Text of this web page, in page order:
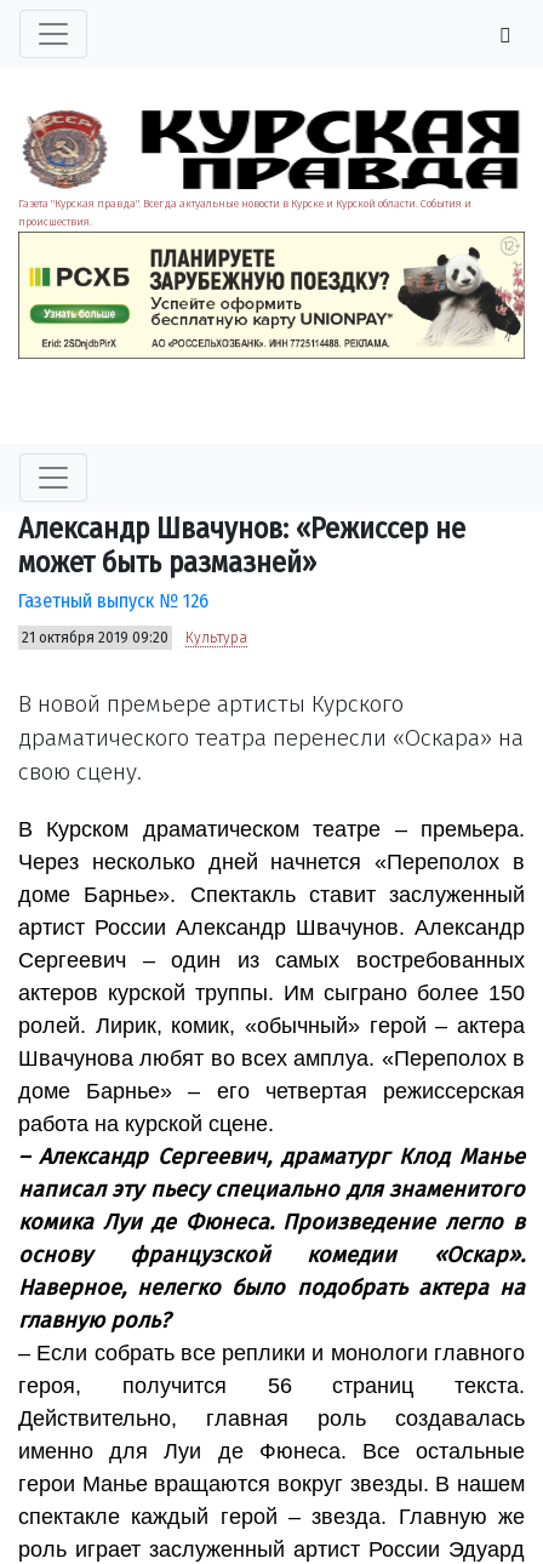
Газета "Курская правда". Всегда актуальные новости в Курске и Курской области. События и
происшествия.
Александр Швачунов: «Режиссер не
может быть размазней»
Газетный выпуск № 126
21 октября 2019 09:20 Культура
В новой премьере артисты Курского
драматического театра перенесли «Оскара» на
свою сцену.
В Курском драматическом театре – премьера.
Через несколько дней начнется «Переполох в
доме Барнье». Спектакль ставит заслуженный
артист России Александр Швачунов. Александр
Сергеевич – один из самых востребованных
актеров курской труппы. Им сыграно более 150
ролей. Лирик, комик, «обычный» герой – актера
Швачунова любят во всех амплуа. «Переполох в
доме Барнье» – его четвертая режиссерская
работа на курской сцене.
– Александр Сергеевич, драматург Клод Манье
написал эту пьесу специально для знаменитого
комика Луи де Фюнеса. Произведение легло в
основу французской комедии «Оскар».
Наверное, нелегко было подобрать актера на
главную роль?
– Если собрать все реплики и монологи главного
героя, получится 56 страниц текста.
Действительно, главная роль создавалась
именно для Луи де Фюнеса. Все остальные
герои Манье вращаются вокруг звезды. В нашем
спектакле каждый герой – звезда. Главную же
роль играет заслуженный артист России Эдуард